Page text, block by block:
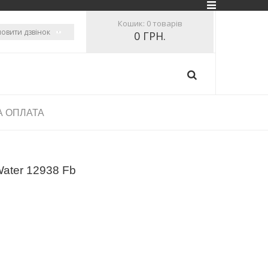
дзвінок
Кошик: 0 товарів
0 ГРН.
ОПЛАТА
12938 Fb